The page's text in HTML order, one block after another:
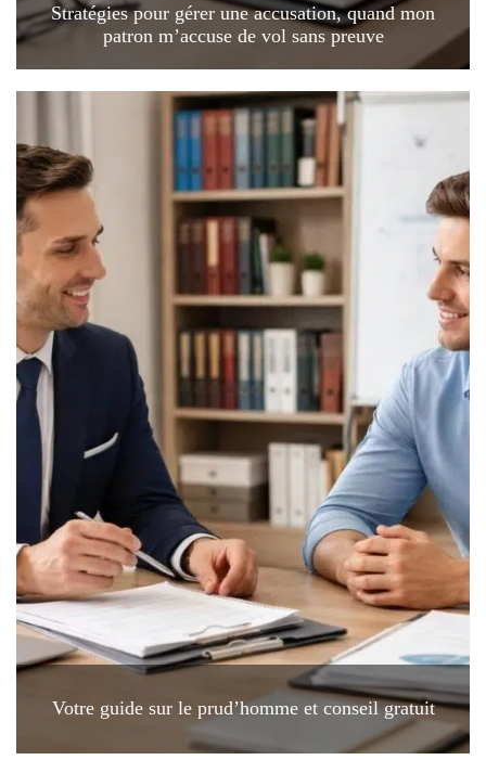
Stratégies pour gérer une accusation, quand mon
patron m’accuse de vol sans preuve
Votre guide sur le prud’homme et conseil gratuit